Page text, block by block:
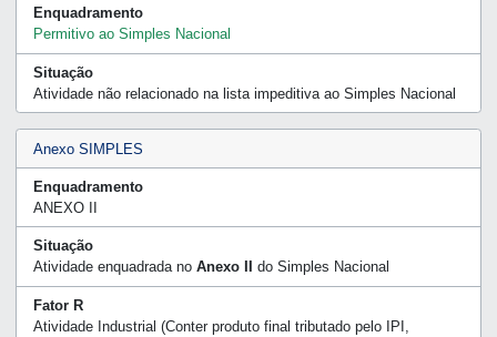
Enquadramento
Permitivo ao Simples Nacional
Situação
Atividade não relacionado na lista impeditiva ao Simples Nacional
Anexo SIMPLES
Enquadramento
ANEXO II
Situação
Atividade enquadrada no Anexo II do Simples Nacional
Fator R
Atividade Industrial (Conter produto final tributado pelo IPI,